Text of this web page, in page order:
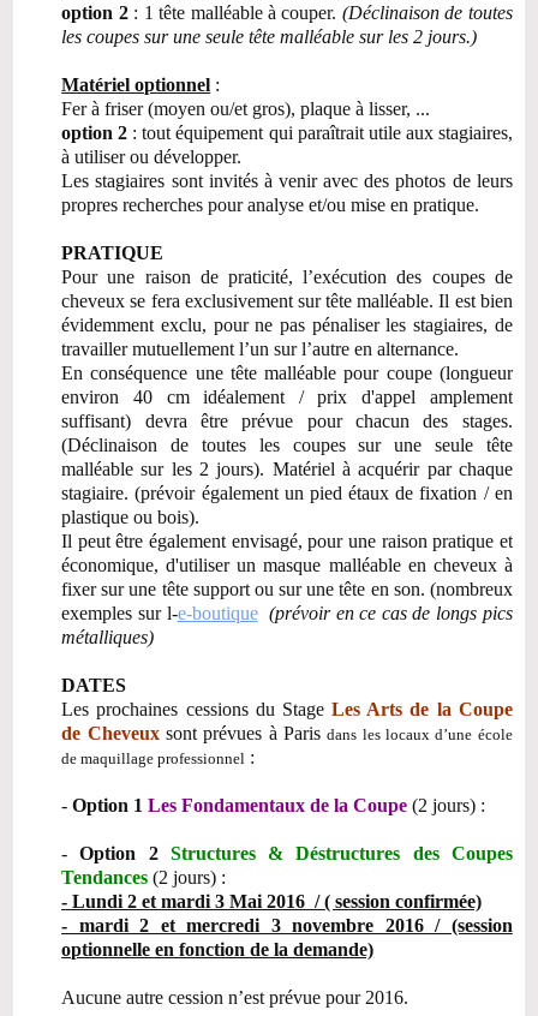
option 2: 1 tête malléable à couper. (Déclinaison de toutes
les coupes sur une seule tête malléable sur les 2 jours.)
Matériel optionnel :
Fer à friser (moyen ou/et gros), plaque à lisser, ...
option 2 : tout équipement qui paraîtrait utile aux stagiaires,
à utiliser ou développer.
Les stagiaires sont invités à venir avec des photos de leurs
propres recherches pour analyse et/ou mise en pratique.
PRATIQUE
Pour une raison de praticité, l’exécution des coupes de
cheveux se fera exclusivement sur tête malléable. Il est bien
évidemment exclu, pour ne pas pénaliser les stagiaires, de
travailler mutuellement l’un sur l’autre en alternance.
En conséquence une tête malléable pour coupe (longueur
environ 40 cm idéalement / prix d'appel amplement
suffisant) devra être prévue pour chacun des stages.
(Déclinaison de toutes les coupes sur une seule tête
malléable sur les 2 jours). Matériel à acquérir par chaque
stagiaire. (prévoir également un pied étaux de fixation / en
plastique ou bois).
Il peut être également envisagé, pour une raison pratique et
économique, d'utiliser un masque malléable en cheveux à
fixer sur une tête support ou sur une tête en son. (nombreux
exemples sur l-e-boutique (prévoir en ce cas de longs pics
métalliques)
DATES
Les prochaines cessions du StageLes Arts de la Coupe
de Cheveuxsont prévues à Parisdans les locaux d’une école
de maquillage professionnel :
-Option 1Les Fondamentaux de la Coupe (2 jours) :
-Option 2 Structures & Déstructures des Coupes
Tendances (2 jours) :
- Lundi 2 et mardi 3 Mai 2016 /( session confirmée)
- mardi 2 et mercredi 3 novembre 2016/ (session
optionnelle en fonction de la demande)
Aucune autre cession n’est prévue pour 2016.